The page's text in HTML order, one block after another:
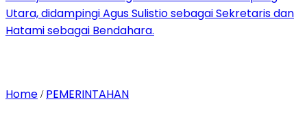
Utara, didampingi Agus Sulistio sebagai Sekretaris dan
Hatami sebagai Bendahara.
Home / PEMERINTAHAN